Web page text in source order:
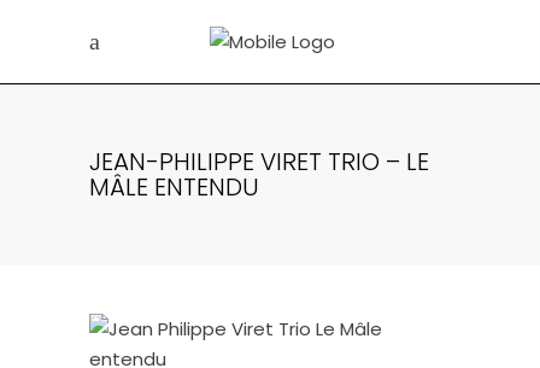
JEAN-PHILIPPE VIRET TRIO – LE
MÂLE ENTENDU